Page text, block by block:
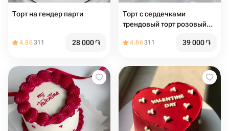
Торт на гендер парти
4.86311 28 000֏
Торт с сердечками
трендовый торт розовый
на день рождения
4.86311 39 000֏